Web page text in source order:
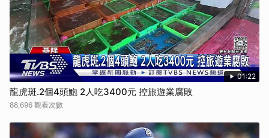
01:22
龍虎斑.2個4頭鮑 2人吃3400元 控旅遊業腐敗
88,696 觀看次數